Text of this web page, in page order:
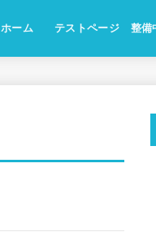
ホーム テストページ 整備